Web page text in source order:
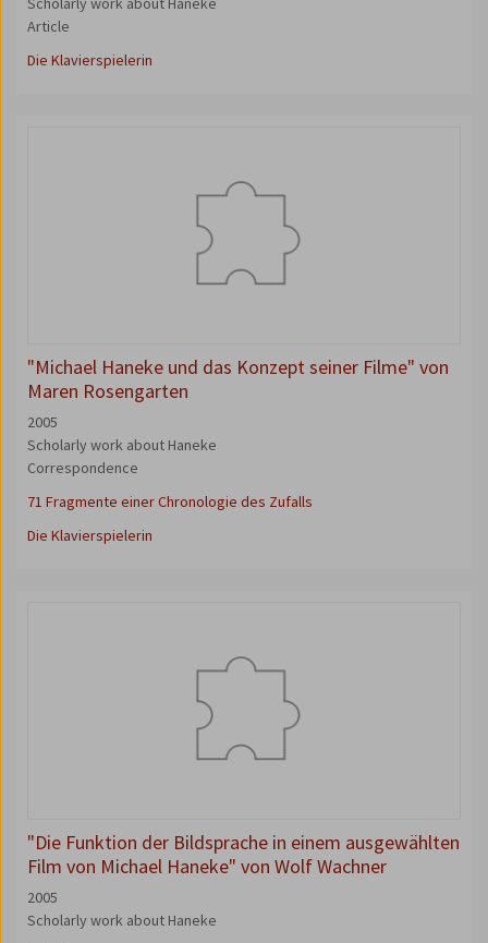
Article
Die Klavierspielerin
"Michael Haneke und das Konzept seiner Filme" von
Maren Rosengarten
2005
Scholarly work about Haneke
Correspondence
71 Fragmente einer Chronologie des Zufalls
Die Klavierspielerin
"Die Funktion der Bildsprache in einem ausgewählten
Film von Michael Haneke" von Wolf Wachner
2005
Scholarly work about Haneke